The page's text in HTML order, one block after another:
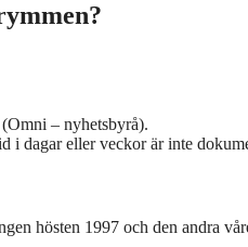
– nyhetsbyrå).
i dagar eller veckor är inte
hösten 1997 och den andra